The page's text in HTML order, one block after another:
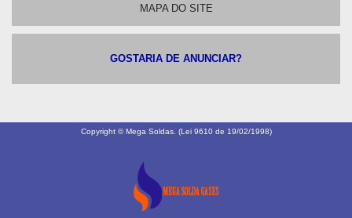
MAPA DO SITE
GOSTARIA DE ANUNCIAR?
Copyright © Mega Soldas. (Lei 9610 de 19/02/1998)